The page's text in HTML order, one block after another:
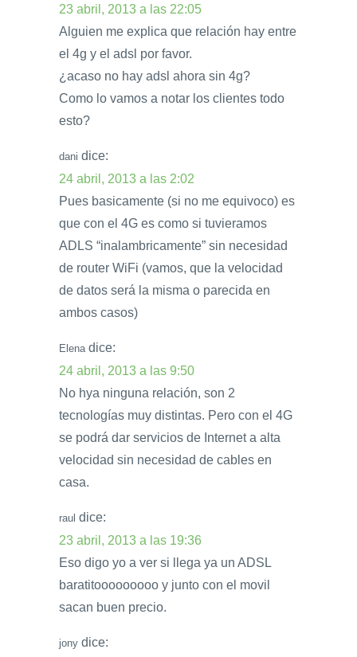
23 abril, 2013 a las 22:05
Alguien me explica que relación hay entre
el 4g y el adsl por favor.
¿acaso no hay adsl ahora sin 4g?
Como lo vamos a notar los clientes todo
esto?
dani dice:
24 abril, 2013 a las 2:02
Pues basicamente (si no me equivoco) es
que con el 4G es como si tuvieramos
ADLS “inalambricamente” sin necesidad
de router WiFi (vamos, que la velocidad
de datos será la misma o parecida en
ambos casos)
Elena dice:
24 abril, 2013 a las 9:50
No hya ninguna relación, son 2
tecnologías muy distintas. Pero con el 4G
se podrá dar servicios de Internet a alta
velocidad sin necesidad de cables en
casa.
raul dice:
23 abril, 2013 a las 19:36
Eso digo yo a ver si llega ya un ADSL
baratitooooooooo y junto con el movil
sacan buen precio.
jony dice: